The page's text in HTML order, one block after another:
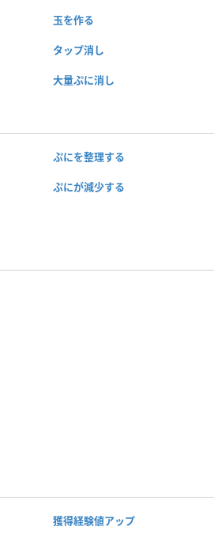
玉を作る
タップ消し
大量ぷに消し
ぷにを整理する
ぷにが減少する
獲得経験値アップ